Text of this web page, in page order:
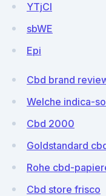
YTjCI
sbWE
Epi
Cbd brand
Welche indica-
Cbd 2000
Goldstandard
Rohe cbd-
Cbd store frisco